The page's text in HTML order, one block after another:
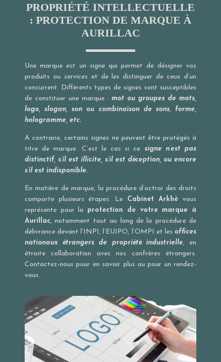
PROPRIÉTÉ INTELLECTUELLE
: PROTECTION DE MARQUE À
AURILLAC
Une marque est un signe qui permet de désigner vos
produits ou services et de les distinguer de ceux d’un
concurrent. Différents types de signes sont susceptibles
de constituer une marque :mot ou groupes de mots,
logo, slogan, son ou combinaison de sons, forme,
hologramme, etc.
A contrario, certains signes ne peuvent être protégés à
titre de marque. C’est le cas si ce signe n’est pas
distinctif, s’il est illicite, s’il est déception, ou encore
s’il est indisponible.
En matière de marque, la procédure d’octroi des droits
comporte plusieurs étapes. Le Cabinet Arkhè vous
représente pour la protection de votre marque à
Aurillac, notamment tout au long de la procédure de
délivrance devant l’ INPI , l’ EUIPO, l’OMPI et lesoffices
nationaux étrangers de propriété industrielle, en
étroite collaboration avec nos confrères étrangers.
Contactez-nous pour en savoir plus ou pour un rendez-
vous.